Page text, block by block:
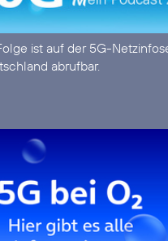
ist auf der 5G-
abrufbar.